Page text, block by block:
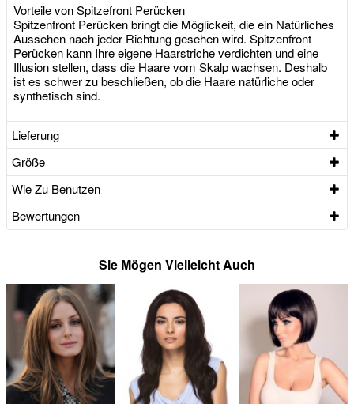
Vorteile von Spitzefront Perücken
Spitzenfront Perücken bringt die Möglickeit, die ein Natürliches
Aussehen nach jeder Richtung gesehen wird. Spitzenfront
Perücken kann Ihre eigene Haarstriche verdichten und eine
Illusion stellen, dass die Haare vom Skalp wachsen. Deshalb
ist es schwer zu beschließen, ob die Haare natürliche oder
synthetisch sind.
Lieferung
Größe
Wie Zu Benutzen
Bewertungen
Sie Mögen Vielleicht Auch